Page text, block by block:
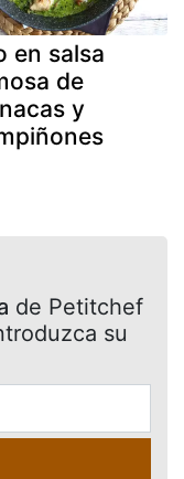
en salsa
de
y
de Petitchef
su